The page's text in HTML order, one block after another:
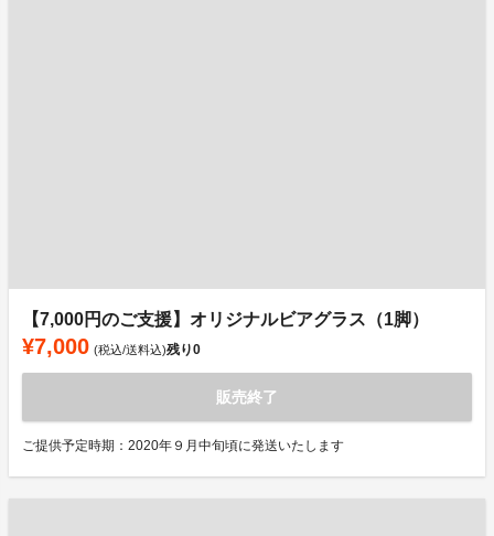
【7,000円のご支援】オリジナルビアグラス（1脚）
¥7,000 (税込/送料込)残り0
販売終了
ご提供予定時期：2020年９月中旬頃に発送いたします